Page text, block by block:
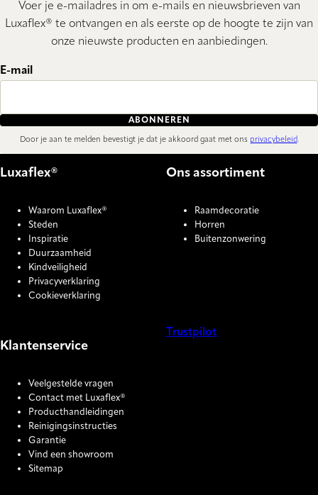
Voer je e-mailadres in om e-mails en nieuwsbrieven van
Luxaflex® te ontvangen en als eerste op de hoogte te zijn van
onze nieuwste producten en aanbiedingen.
E-mail
ABONNEREN
Door je aan te melden bevestigt je dat je akkoord gaat met ons privacybeleid.
Luxaflex®
Waarom Luxaflex®
Steden
Inspiratie
Duurzaamheid
Kindveiligheid
Privacyverklaring
Cookieverklaring
Ons assortiment
Raamdecoratie
Horren
Buitenzonwering
Klantenservice
Veelgestelde vragen
Contact met Luxaflex®
Producthandleidingen
Reinigingsinstructies
Garantie
Vind een showroom
Sitemap
Trustpilot